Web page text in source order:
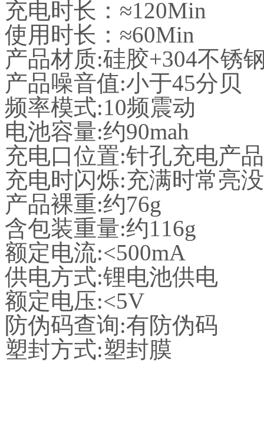
充电时长：≈120Min
使用时长：≈60Min
产品材质:硅胶+304不锈
产品噪音值:小于45分贝
频率模式:10频震动
电池容量:约90mah
充电口位置:针孔充电产
充电时闪烁:充满时常亮
产品裸重:约76g
含包装重量:约116g
额定电流:<500mA
供电方式:锂电池供电
额定电压:<5V
防伪码查询:有防伪码
塑封方式:塑封膜